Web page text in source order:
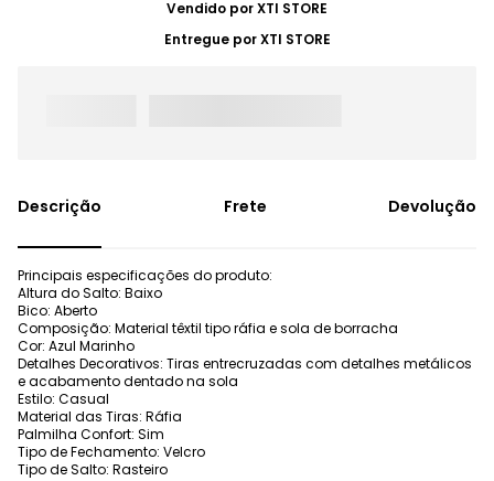
Vendido porXTI STORE
Entregue porXTI STORE
Frete Devolução
Principais especificações do produto:
Altura do Salto: Baixo
Bico: Aberto
Composição: Material têxtil tipo ráfia e sola de borracha
Cor: Azul Marinho
Detalhes Decorativos: Tiras entrecruzadas com detalhes metálicos
e acabamento dentado na sola
Estilo: Casual
Material das Tiras: Ráfia
Palmilha Confort: Sim
Tipo de Fechamento: Velcro
Tipo de Salto: Rasteiro